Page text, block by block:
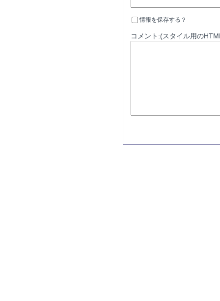
情報を保存する？
コメント:(スタイル用の